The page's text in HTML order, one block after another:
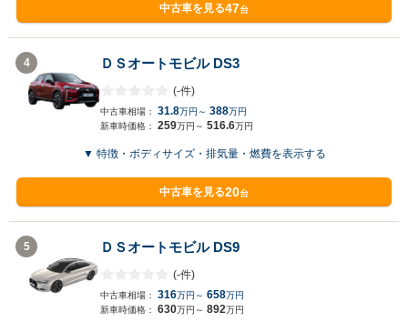
中古車を見る47台
4 ＤＳオートモビル DS3
(-件)
中古車相場： 31.8万円～ 388万円
新車時価格： 259万円～ 516.6万円
▼ 特徴・ボディサイズ・排気量・燃費を表示する
中古車を見る20台
5 ＤＳオートモビル DS9
(-件)
中古車相場： 316万円～ 658万円
新車時価格： 630万円～ 892万円